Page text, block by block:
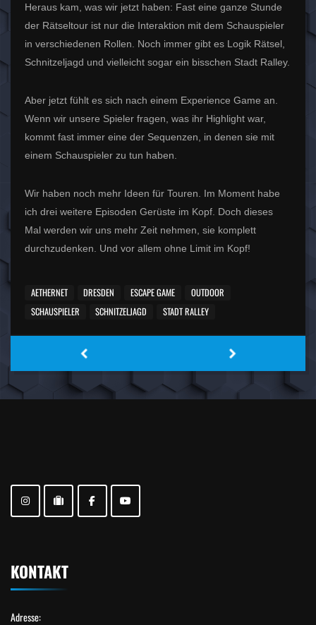
Heraus kam, was wir jetzt haben: Fast eine ganze Stunde
der Rätseltour ist nur die Interaktion mit dem Schauspieler
in verschiedenen Rollen. Noch immer gibt es Logik Rätsel,
Schnitzeljagd und vielleicht sogar ein bisschen Stadt Ralley.
Aber jetzt fühlt es sich nach einem Experience Game an.
Wenn wir unsere Spieler fragen, was ihr Highlight war,
kommt fast immer eine der Sequenzen, in denen sie mit
einem Schauspieler zu tun haben.
Wir haben noch mehr Ideen für Touren. Im Moment habe
ich drei weitere Episoden Gerüste im Kopf. Doch dieses
Mal werden wir uns mehr Zeit nehmen, sie komplett
durchzudenken. Und vor allem ohne Limit im Kopf!
AETHERNET DRESDEN ESCAPE GAME
OUTDOOR
SCHAUSPIELER
SCHNITZELJAGD STADT RALLEY
KONTAKT
Adresse: